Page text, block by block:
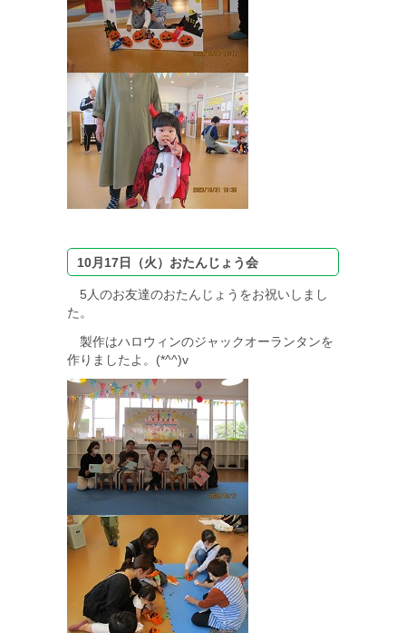
10月17日（火）おたんじょう会
5人のお友達のおたんじょうをお祝いしまし
た。
製作はハロウィンのジャックオーランタンを
作りましたよ。(*^^)v